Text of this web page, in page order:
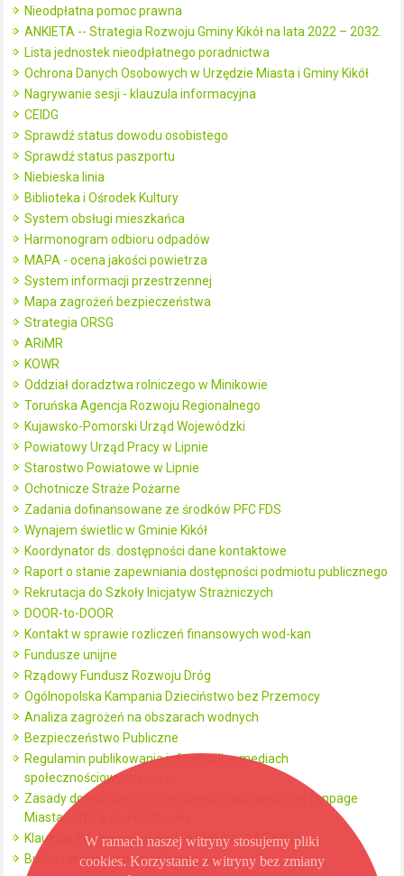
Nieodpłatna pomoc prawna
ANKIETA -- Strategia Rozwoju Gminy Kikół na lata 2022 – 2032.
Lista jednostek nieodpłatnego poradnictwa
Ochrona Danych Osobowych w Urzędzie Miasta i Gminy Kikół
Nagrywanie sesji - klauzula informacyjna
CEIDG
Sprawdź status dowodu osobistego
Sprawdź status paszportu
Niebieska linia
Biblioteka i Ośrodek Kultury
System obsługi mieszkańca
Harmonogram odbioru odpadów
MAPA - ocena jakości powietrza
System informacji przestrzennej
Mapa zagrożeń bezpieczeństwa
Strategia ORSG
ARiMR
KOWR
Oddział doradztwa rolniczego w Minikowie
Toruńska Agencja Rozwoju Regionalnego
Kujawsko-Pomorski Urząd Wojewódzki
Powiatowy Urząd Pracy w Lipnie
Starostwo Powiatowe w Lipnie
Ochotnicze Straże Pożarne
Zadania dofinansowane ze środków PFC FDS
Wynajem świetlic w Gminie Kikół
Koordynator ds. dostępności dane kontaktowe
Raport o stanie zapewniania dostępności podmiotu publicznego
Rekrutacja do Szkoły Inicjatyw Strażniczych
DOOR-to-DOOR
Kontakt w sprawie rozliczeń finansowych wod-kan
Fundusze unijne
Rządowy Fundusz Rozwoju Dróg
Ogólnopolska Kampania Dzieciństwo bez Przemocy
Analiza zagrożeń na obszarach wodnych
Bezpieczeństwo Publiczne
Regulamin publikowania informacji w mediach
społecznościowych i www
Zasady dotyczące ochrony danych osobowych na fanpage
Miasta i Gminy na Facebooku
Klauzula informacyjna profil na FB dla UMiG Kikół
Budżet obywatelski dla Miasta Kikół
W ramach naszej witryny stosujemy pliki
cookies. Korzystanie z witryny bez zmiany